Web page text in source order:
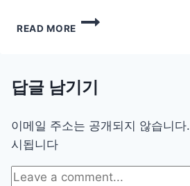
READ MORE
8
진
테
링
크
답글 남기기
이메일 주소는 공개되지 않습니다.
시됩니다